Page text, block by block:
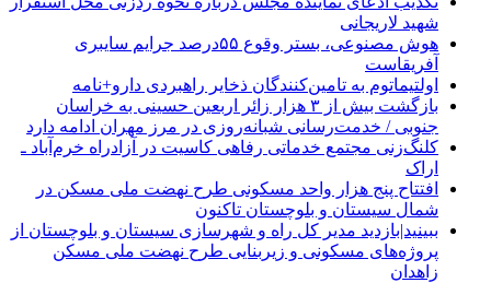
شهید لاریجانی
هوش مصنوعی، بستر وقوع ۵۵درصد جرایم سایبری
آفریقاست
اولتیماتوم به تامین‌کنندگان ذخایر راهبردی دارو+نامه
بازگشت بیش از ۳ هزار زائر اربعین حسینی به خراسان
جنوبی / خدمت‌رسانی شبانه‌روزی در مرز مهران ادامه دارد
کلنگ‌زنی مجتمع خدماتی رفاهی کاسیت در آزادراه خرم‌آباد ـ
اراک
افتتاح پنج هزار واحد مسکونی طرح نهضت ملی مسکن در
شمال سیستان و بلوچستان تاکنون
ببینید|بازدید مدیر کل راه و شهرسازی سیستان و بلوچستان از
پروژه‌های مسکونی و زیربنایی طرح نهضت ملی مسکن
زاهدان